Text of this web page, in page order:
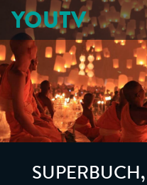
YOUTV
SUPERBUCH,